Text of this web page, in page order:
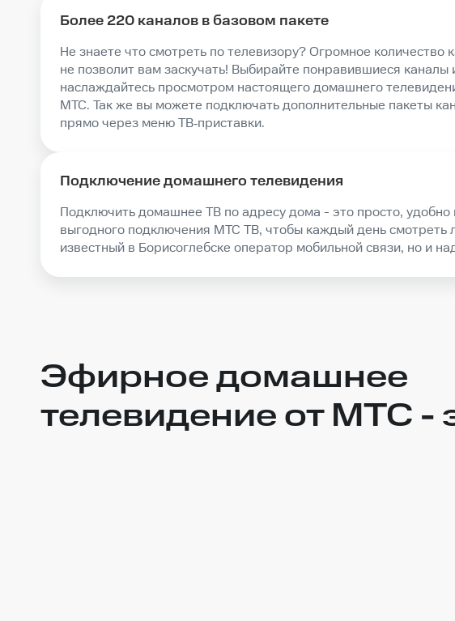
более 220 каналов в базовом пакете
Не знаете что смотреть по телевизору? Огромное количество
не позволит вам заскучать! Выбирайте понравившиеся каналы
наслаждайтесь просмотром настоящего домашнего
МТС. Так же вы можете подключать дополнительные пакеты
прямо через меню ТВ‑приставки.
Подключение домашнего телевидения
Подключить домашнее ТВ по адресу дома - это просто, удобно
выгодного подключения МТС ТВ, чтобы каждый день
известный в Борисоглебске оператор мобильной связи, но и
Эфирное домашнее
телевидение от МТС -